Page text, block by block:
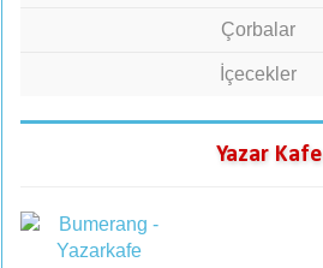
Çorbalar
İçecekler
Yazar Kafe